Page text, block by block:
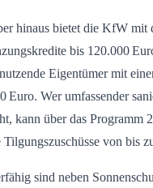
hinaus bietet die KfW mit
bis 120.000
Eigentümer mit
Euro. Wer umfassender
kann über das Programm
Tilgungszuschüsse von bis
sind neben